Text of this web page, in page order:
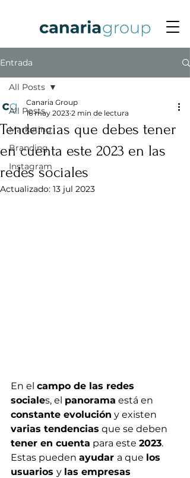
Entrada
All Posts
Marketing
Branding
Instagram
All Posts
Tendencias que debes tener
en cuenta este 2023 en las
redes sociales
Canaria Group
16 may 2023 2 min de lectura
Actualizado: 13 jul 2023
En el campo de las redes
sociales, el panorama está en
constante evolución y existen
varias tendencias que se deben
tener en cuenta para este 2023.
Estas pueden ayudar a que los
usuarios y las empresas